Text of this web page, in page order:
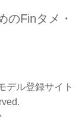
のFinタメ・
デル登録サイト